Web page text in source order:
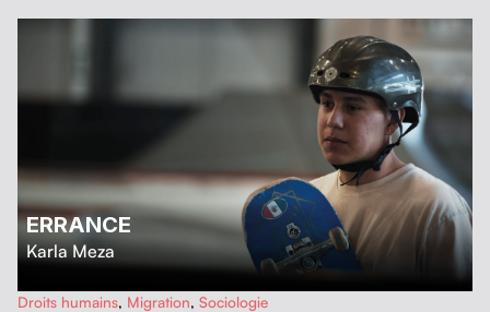
ERRANCE
Karla Meza
…
Droits humains, Migration, Sociologie